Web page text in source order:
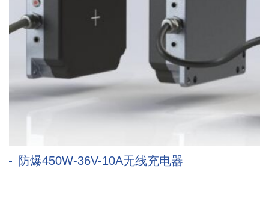
防爆450W-36V-10A无线充电器